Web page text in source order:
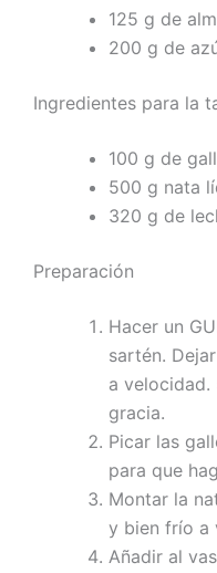
125 g de
200 g de
Ingredientes para la
100 g de
500 g nata
320 g de
Preparación
Hacer un
sartén.
a velocidad.
gracia.
Picar las
para que
Montar la
y bien frío a
Añadir al